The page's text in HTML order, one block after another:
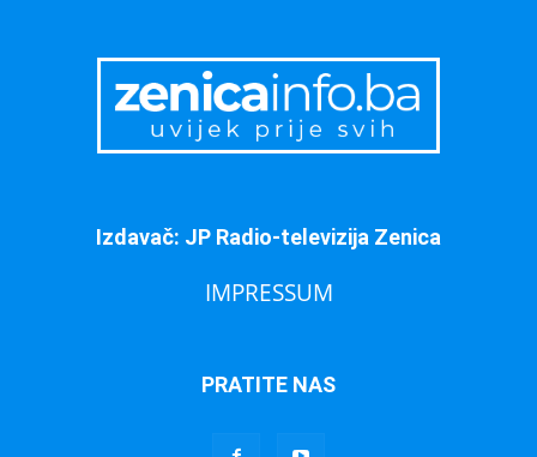
Izdavač: JP Radio-televizija Zenica
IMPRESSUM
PRATITE NAS